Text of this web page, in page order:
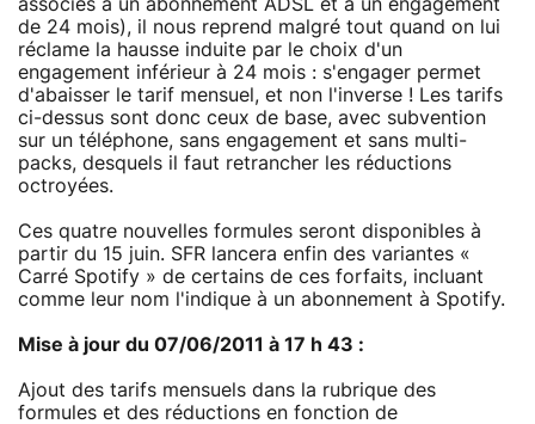
associés à un abonnement ADSL et à un engagement
de 24 mois), il nous reprend malgré tout quand on lui
réclame la hausse induite par le choix d'un
engagement inférieur à 24 mois : s'engager permet
d'abaisser le tarif mensuel, et non l'inverse ! Les tarifs
ci-dessus sont donc ceux de base, avec subvention
sur un téléphone, sans engagement et sans multi-
packs, desquels il faut retrancher les réductions
octroyées.
Ces quatre nouvelles formules seront disponibles à
partir du 15 juin. SFR lancera enfin des variantes «
Carré Spotify » de certains de ces forfaits, incluant
comme leur nom l'indique à un abonnement à Spotify.
Mise à jour du 07/06/2011 à 17 h 43 :
Ajout des tarifs mensuels dans la rubrique des
formules et des réductions en fonction de